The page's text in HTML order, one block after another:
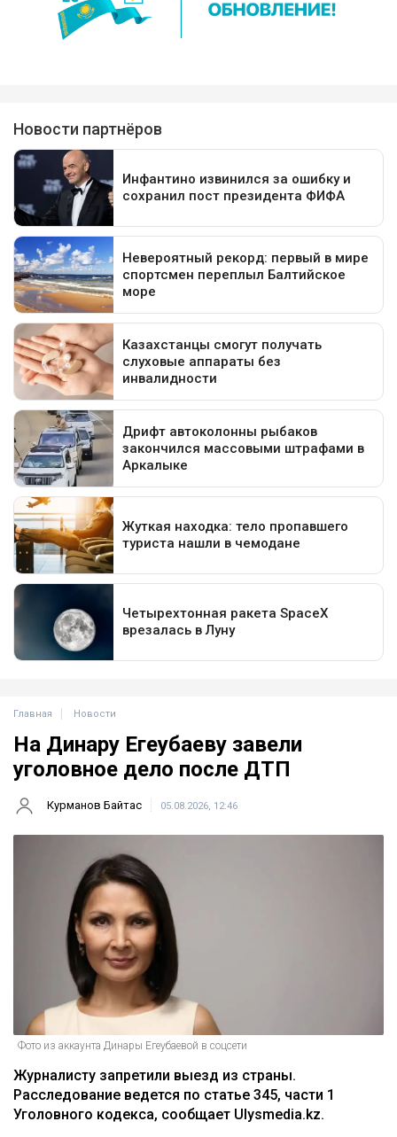
Главная Новости
На Динару Егеубаеву завели
уголовное дело после ДТП
Курманов Байтас 05.08.2026, 12:46
Фото из аккаунта Динары Егеубаевой в соцсети
Журналисту запретили выезд из страны.
Расследование ведется по статье 345, части 1
Уголовного кодекса, сообщает Ulysmedia.kz.